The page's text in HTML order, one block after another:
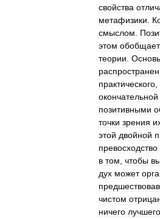
свойства
метафизики
смыслом
этом обобщает
теории
практического
окончательной
позитивными
точки зрения
этой двойной
превосходство
в том чтобы
дух может
чистом
ничего лучшего